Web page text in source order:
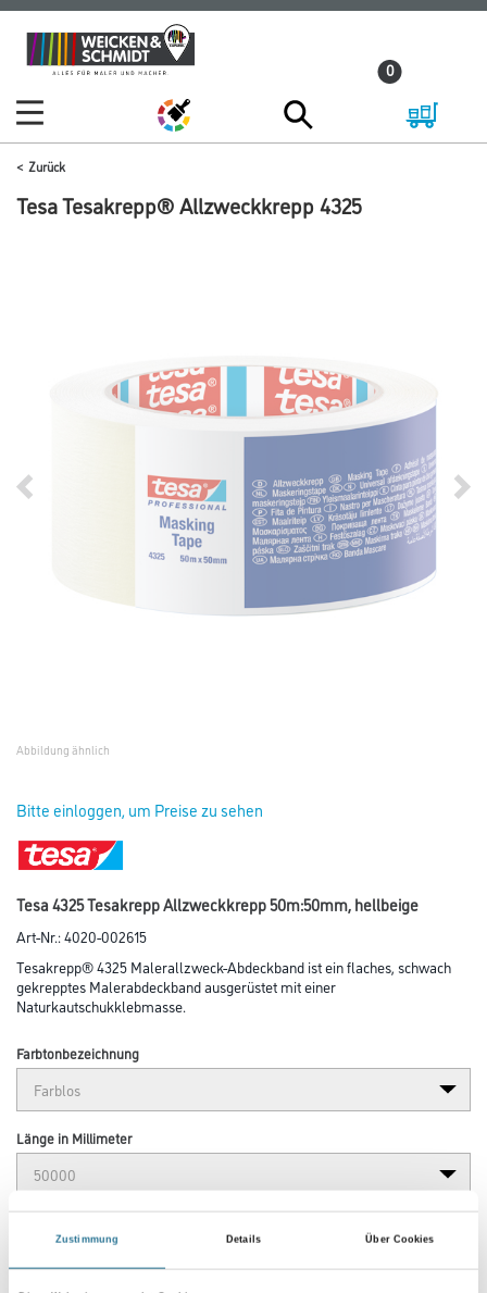
Zustimmung Details Über Cookies
Zum
Inhalt
Zum
Navigationsmenü
0
Zurück
Tesa Tesakrepp® Allzweckkrepp 4325
Abbildung ähnlich
Bitte einloggen, um Preise zu sehen
Tesa 4325 Tesakrepp Allzweckkrepp 50m:50mm, hellbeige
Art-Nr.:4020-002615
Tesakrepp® 4325 Malerallzweck-Abdeckband ist ein flaches, schwach
gekrepptes Malerabdeckband ausgerüstet mit einer
Naturkautschukklebmasse.
Farbtonbezeichnung
Länge in Millimeter